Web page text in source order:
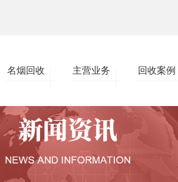
名烟回收 主营业务 回收案例